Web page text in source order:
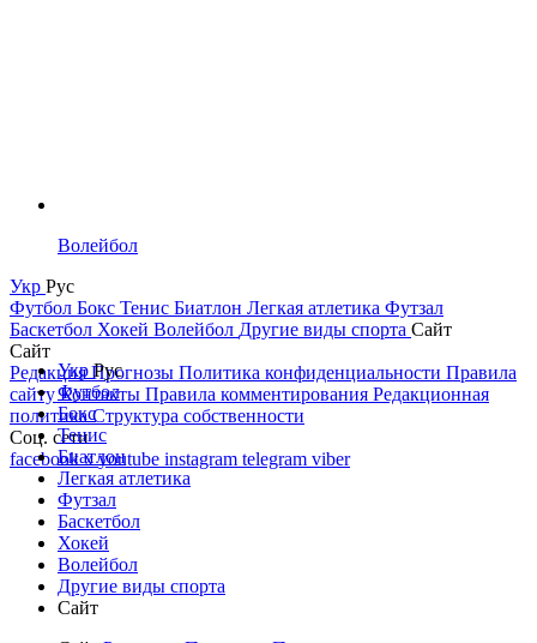
Волейбол
Укр Рус
Футбол Бокс Тенис Биатлон Легкая атлетика Футзал
Баскетбол Хокей Волейбол Другие виды спорта Сайт
Сайт
РедакцияПрогнозы Политика конфиденциальности Правила
сайтуКонтакты Правила комментирования Редакционная
политикаСтруктура собственности
Соц. сети
facebookxyoutube instagram telegram viber
УкрРус
Футбол
Бокс
Тенис
Биатлон
Легкая атлетика
Футзал
Баскетбол
Хокей
Волейбол
Другие виды спорта
Сайт